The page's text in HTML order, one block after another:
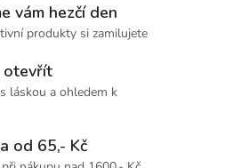
vám hezčí den
produkty si zamilujete
otevřít
láskou a ohledem k
od 65,- Kč